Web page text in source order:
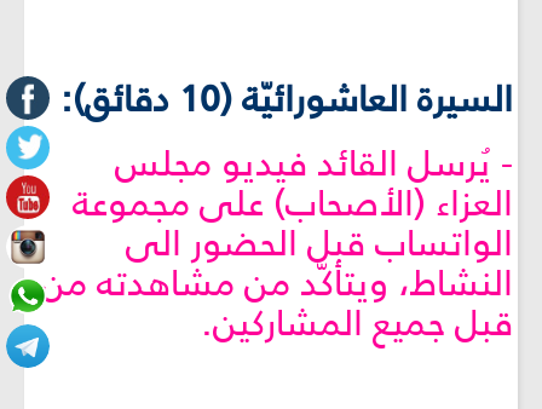
السيرة العاشورائيّة (10 دقائق):
- يُرسل القائد فيديو مجلس
العزاء (الأصحاب) على مجموعة
الواتساب قبل الحضور الى
النشاط، ويتأكّد من مشاهدته من
قبل جميع المشاركين.